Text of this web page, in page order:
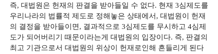
즉, 대법원은 헌재의 판결을 받아들일 수 없다. 현재 3심제도를
우리나라의 법률적 제도로 정해놓은 상태에서, 대법원이 헌재
의 결정을 받아들이면, 결과적으로 3심제도를 무시하고 4심제
도가 되어버리기 때문이라는게 대법원의 입장이다. 즉, 판결의
최고 기관으로서 대법원의 위상이 헌재로인해 흔들리게 된다